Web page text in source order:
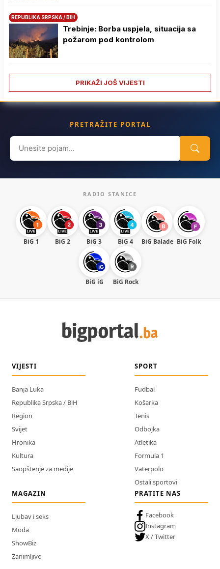
REPUBLIKA SRPSKA / BIH
Trebinje: Borba uspjela, situacija sa
požarom pod kontrolom
PRIKAŽI JOŠ VIJESTI
PRETRAŽITE PORTAL
Search
for:
RADIO STANICE
BiG 1 BiG 2 BiG 3 BiG 4 BiG Balade BiG Folk
BiG iG BiG Rock
VIJESTI
Banja Luka
Republika Srpska / BiH
Region
Svijet
Hronika
Kultura
Saopštenje za medije
SPORT
Fudbal
Košarka
Tenis
Odbojka
Atletika
Formula 1
Vaterpolo
Ostali sportovi
MAGAZIN
Ljubav i seks
Moda
ShowBiz
Zanimljivo
PRATITE NAS
Facebook
Instagram
X / Twitter